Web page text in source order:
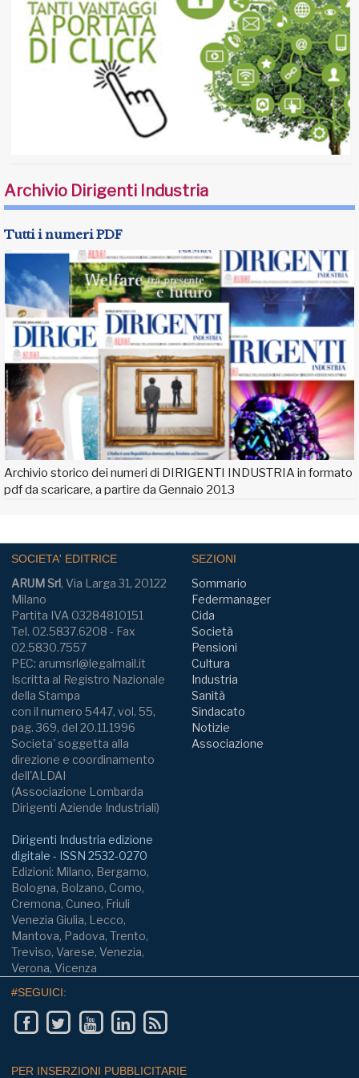
Archivio Dirigenti Industria
Tutti i numeri PDF
Archivio storico dei numeri di DIRIGENTI INDUSTRIA in formato
pdf da scaricare, a partire da Gennaio 2013
SOCIETA' EDITRICE
ARUM Srl, Via Larga 31, 20122
Milano
Partita IVA 03284810151
Tel. 02.5837.6208 - Fax
02.5830.7557
PEC: arumsrl@legalmail.it
Iscritta al Registro Nazionale
della Stampa
con il numero 5447, vol. 55,
pag. 369, del 20.11.1996
Societa' soggetta alla
direzione e coordinamento
dell'ALDAI
(Associazione Lombarda
Dirigenti Aziende Industriali)
Dirigenti Industria edizione
digitale - ISSN 2532-0270
Edizioni: Milano, Bergamo,
Bologna, Bolzano, Como,
Cremona, Cuneo, Friuli
Venezia Giulia, Lecco,
Mantova, Padova, Trento,
Treviso, Varese, Venezia,
Verona, Vicenza
SEZIONI
Sommario
Federmanager
Cida
Società
Pensioni
Cultura
Industria
Sanità
Sindacato
Notizie
Associazione
#SEGUICI:
PER INSERZIONI PUBBLICITARIE